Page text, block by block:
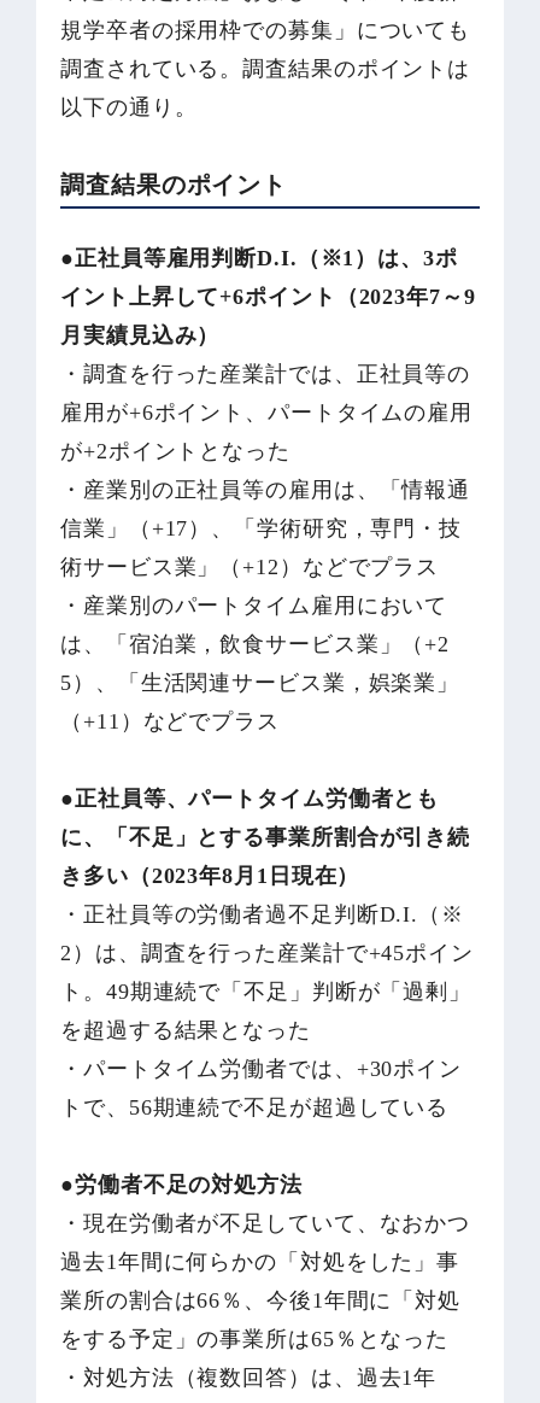
規学卒者の採用枠での募集」についても
調査されている。調査結果のポイントは
以下の通り。
調査結果のポイント
●正社員等雇用判断D.I.（※1）は、3ポ
イント上昇して+6ポイント（2023年7～9
月実績見込み）
・調査を行った産業計では、正社員等の
雇用が+6ポイント、パートタイムの雇用
が+2ポイントとなった
・産業別の正社員等の雇用は、「情報通
信業」（+17）、「学術研究，専門・技
術サービス業」（+12）などでプラス
・産業別のパートタイム雇用において
は、「宿泊業，飲食サービス業」（+2
5）、「生活関連サービス業，娯楽業」
（+11）などでプラス
●正社員等、パートタイム労働者とも
に、「不足」とする事業所割合が引き続
き多い（2023年8月1日現在）
・正社員等の労働者過不足判断D.I.（※
2）は、調査を行った産業計で+45ポイン
ト。49期連続で「不足」判断が「過剰」
を超過する結果となった
・パートタイム労働者では、+30ポイン
トで、56期連続で不足が超過している
●労働者不足の対処方法
・現在労働者が不足していて、なおかつ
過去1年間に何らかの「対処をした」事
業所の割合は66％、今後1年間に「対処
をする予定」の事業所は65％となった
・対処方法（複数回答）は、過去1年